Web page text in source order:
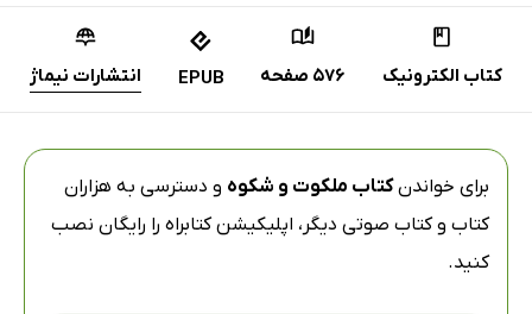
کتاب الکترونیک 576 صفحه EPUB انتشارات نیماژ
برای خواندنکتاب ملکوت و شکوه و دسترسی به هزاران
کتاب و کتاب صوتی دیگر، اپلیکیشن کتابراه را رایگان نصب
کنید.